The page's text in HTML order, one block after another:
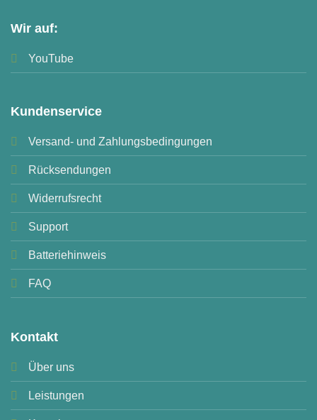
Wir auf:
YouTube
Kundenservice
Versand- und Zahlungsbedingungen
Rücksendungen
Widerrufsrecht
Support
Batteriehinweis
FAQ
Kontakt
Über uns
Leistungen